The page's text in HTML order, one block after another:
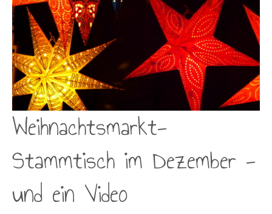
Weihnachtsmarkt-
Stammtisch im Dezember -
und ein Video